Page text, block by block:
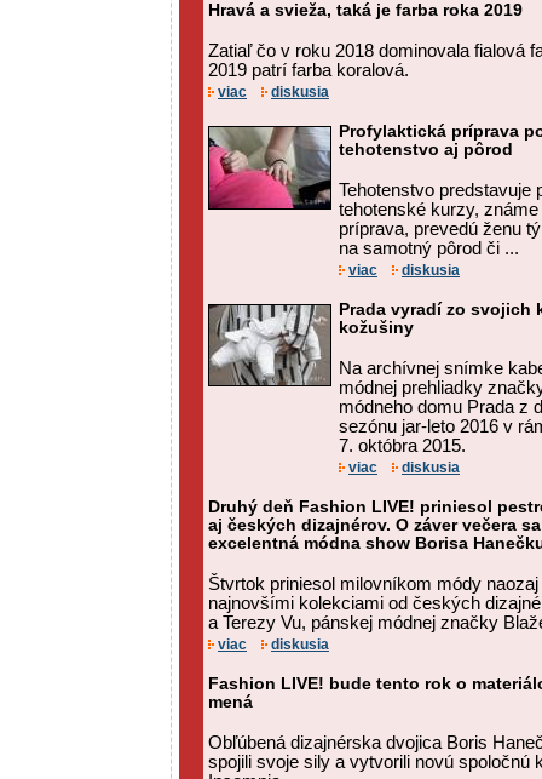
Hravá a svieža, taká je farba roka 2019
Zatiaľ čo v roku 2018 dominovala fialová
2019 patrí farba koralová.
viac diskusia
Profylaktická príprava
tehotenstvo aj pôrod
Tehotenstvo
tehotenské kurzy,
príprava, prevedú ženu
na samotný pôrod či ...
viac diskusia
Prada vyradí zo svojich
kožušiny
Na archívnej snímke
módnej prehliadky
módneho domu Prada z
sezónu jar-leto 2016 v
7. októbra 2015.
viac diskusia
Druhý deň Fashion LIVE! priniesol
aj českých dizajnérov. O záver večera
excelentná módna show Borisa
Štvrtok priniesol milovníkom módy
najnovšími kolekciami od českých
a Terezy Vu, pánskej módnej značky
viac diskusia
Fashion LIVE! bude tento rok o
mená
Obľúbená dizajnérska dvojica Boris
spojili svoje sily a vytvorili novú spoločnú